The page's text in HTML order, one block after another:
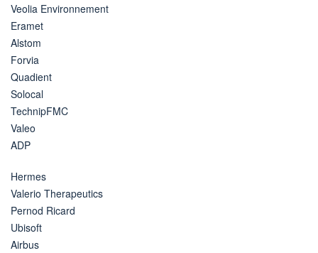
Veolia Environnement
Eramet
Alstom
Forvia
Quadient
Solocal
TechnipFMC
Valeo
ADP
Hermes
Valerio Therapeutics
Pernod Ricard
Ubisoft
Airbus